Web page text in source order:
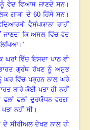
ਵੇਦ ਵਿਆਸ ਜਾਣਦੇ ਸਨ।
ਗਾਥਾ ਦੇ 60ਹਿੱਸੇ ਸਨ।
ਵੈਸੰਪਯਾਨਾ ਰਾਹੀਂ
ਕਿ ਅਸਲ ਵਿੱਚ ਵੇਦ
। ’
ਵਿੱਚ ਇਸਦਾ ਪਾਠ ਵੀ
ਗ੍ਰੰਥ ਰੱਖਣ ਨੂੰ ਅਸ਼ੁਭ
ਵਿੱਚ ਪੜ੍ਹਨ ਨਾਲ ਘਰੇ
ਬਾਰੇ ਕੋਈ ਪਤਾ ਹੀ ਨਹੀਂ
ਫਲਾਂ ਦੁਰਯੋਧਨ ਵਰਗਾ
ਨਹੀਂ ਸੀ।
ਸੀਰੀਅਲ ਦੇਖਣ ਨਾਲ ਹੀ